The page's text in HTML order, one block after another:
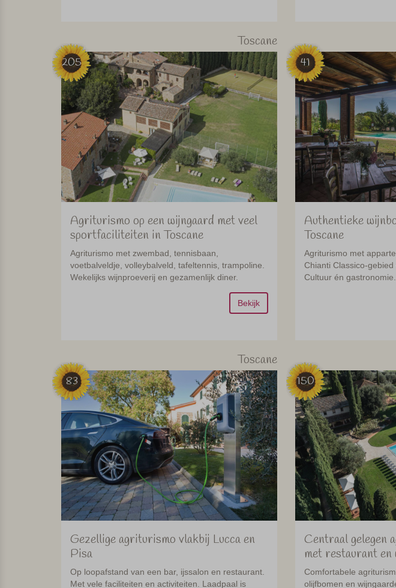
Toscane
205
Agriturismo op een wijngaard met veel
sportfaciliteiten in Toscane
Agriturismo met zwembad, tennisbaan,
voetbalveldje, volleybalveld, tafeltennis, trampoline.
Wekelijks wijnproeverij en gezamenlijk diner.
Bekijk
41
Authentieke
Toscane
Agriturismo met
Chianti Classico-gebied
Cultuur én
Toscane
83
Gezellige agriturismo vlakbij Lucca en
Pisa
Op loopafstand van een bar, ijssalon en restaurant.
Met vele faciliteiten en activiteiten. Laadpaal is
150
Centraal gelegen
met restaurant en
Comfortabele
olijfbomen en